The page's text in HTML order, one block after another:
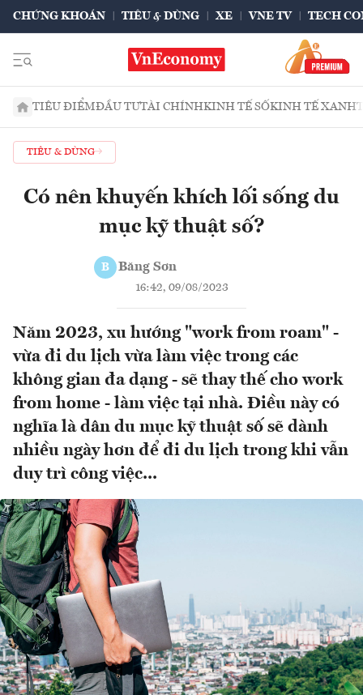
CHỨNG KHOÁN TIÊU & DÙNG XE VNE TV TECH
TIÊU ĐIỂMĐẦU TƯTÀI CHÍNHKINH TẾ SỐKINH TẾ XANH
TIÊU & DÙNG
Có nên khuyến khích lối sống du
mục kỹ thuật số?
B Băng Sơn
16:42, 09/08/2023
Năm 2023, xu hướng "work from roam" -
vừa đi du lịch vừa làm việc trong các
không gian đa dạng - sẽ thay thế cho work
from home - làm việc tại nhà. Điều này có
nghĩa là dân du mục kỹ thuật số sẽ dành
nhiều ngày hơn để đi du lịch trong khi vẫn
duy trì công việc...